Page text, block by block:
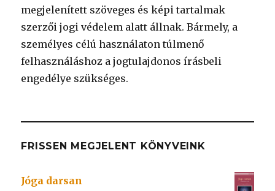
megjelenített szöveges és képi tartalmak
szerzői jogi védelem alatt állnak. Bármely, a
személyes célú használaton túlmenő
felhasználáshoz a jogtulajdonos írásbeli
engedélye szükséges.
FRISSEN MEGJELENT KÖNYVEINK
Jóga darsan